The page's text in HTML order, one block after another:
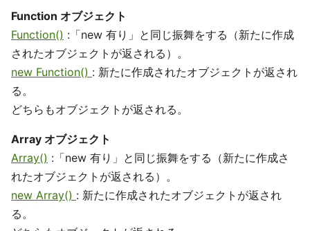
Function オブジェクト
Function() :「new 有り」と同じ振舞をする（新たに作成
されたオブジェクトが返される）。
new Function() : 新たに作成されたオブジェクトが返され
る。
どちらもオブジェクトが返される。
Array オブジェクト
Array() :「new 有り」と同じ振舞をする（新たに作成さ
れたオブジェクトが返される）。
new Array() : 新たに作成されたオブジェクトが返され
る。